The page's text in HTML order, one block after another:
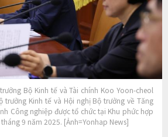
Bộ Kinh tế và Tài chính Koo Yoon-cheol
trưởng Kinh tế và Hội nghị Bộ trưởng về Tăng
Công nghiệp được tổ chức tại Khu phức hợp
9 năm 2025. [Ảnh=Yonhap News]